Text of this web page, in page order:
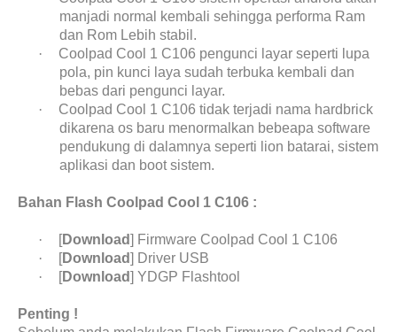
manjadi normal kembali sehingga performa Ram
dan Rom Lebih stabil.
·
Coolpad Cool 1 C106 pengunci layar seperti lupa
pola, pin kunci laya sudah terbuka kembali dan
bebas dari pengunci layar.
·
Coolpad Cool 1 C106 tidak terjadi nama hardbrick
dikarena os baru menormalkan bebeapa software
pendukung di dalamnya seperti lion batarai, sistem
aplikasi dan boot sistem.
Bahan Flash Coolpad Cool 1 C106 :
· [Download] Firmware Coolpad Cool 1 C106
·
[Download] Driver USB
·
[Download] YDGP Flashtool
Penting !